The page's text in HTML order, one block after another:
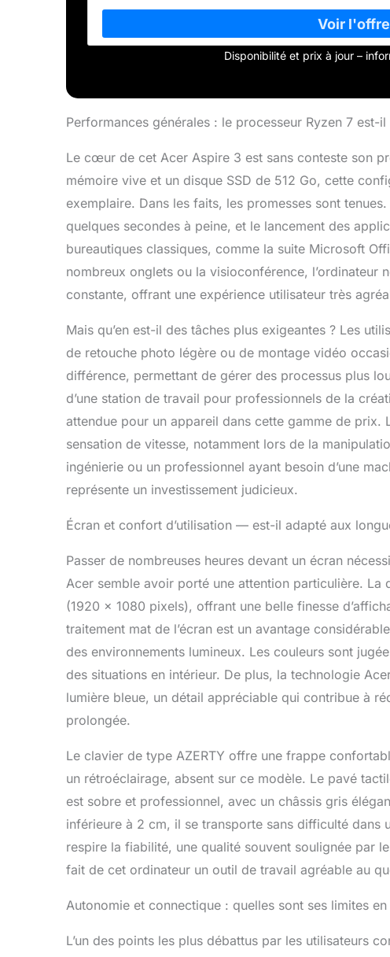
Disponibilité et prix à jour –
Performances générales : le processeur Ryzen 7 est-
Le cœur de cet Acer Aspire 3 est sans conteste son
mémoire vive et un disque SSD de 512 Go, cette
exemplaire. Dans les faits, les promesses sont
quelques secondes à peine, et le lancement des
bureautiques classiques, comme la suite Microsoft
nombreux onglets ou la visioconférence, l’ordinateur
constante, offrant une expérience utilisateur très
Mais qu’en est-il des tâches plus exigeantes ? Les
de retouche photo légère ou de montage vidéo
différence, permettant de gérer des processus plus
d’une station de travail pour professionnels de la
attendue pour un appareil dans cette gamme de prix.
sensation de vitesse, notamment lors de la
ingénierie ou un professionnel ayant besoin d’une
représente un investissement judicieux.
Écran et confort d’utilisation — est-il adapté aux
Passer de nombreuses heures devant un écran
Acer semble avoir porté une attention particulière. La
(1920 x 1080 pixels), offrant une belle finesse
traitement mat de l’écran est un avantage
des environnements lumineux. Les couleurs sont
des situations en intérieur. De plus, la technologie
lumière bleue, un détail appréciable qui contribue à
prolongée.
Le clavier de type AZERTY offre une frappe
un rétroéclairage, absent sur ce modèle. Le pavé
est sobre et professionnel, avec un châssis gris
inférieure à 2 cm, il se transporte sans difficulté dans
respire la fiabilité, une qualité souvent soulignée par
fait de cet ordinateur un outil de travail agréable au
Autonomie et connectique : quelles sont ses limites
L’un des points les plus débattus par les utilisateurs